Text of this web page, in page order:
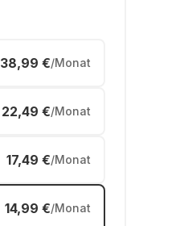
38,99 €/Monat
22,49 €/Monat
17,49 €/Monat
14,99 €/Monat